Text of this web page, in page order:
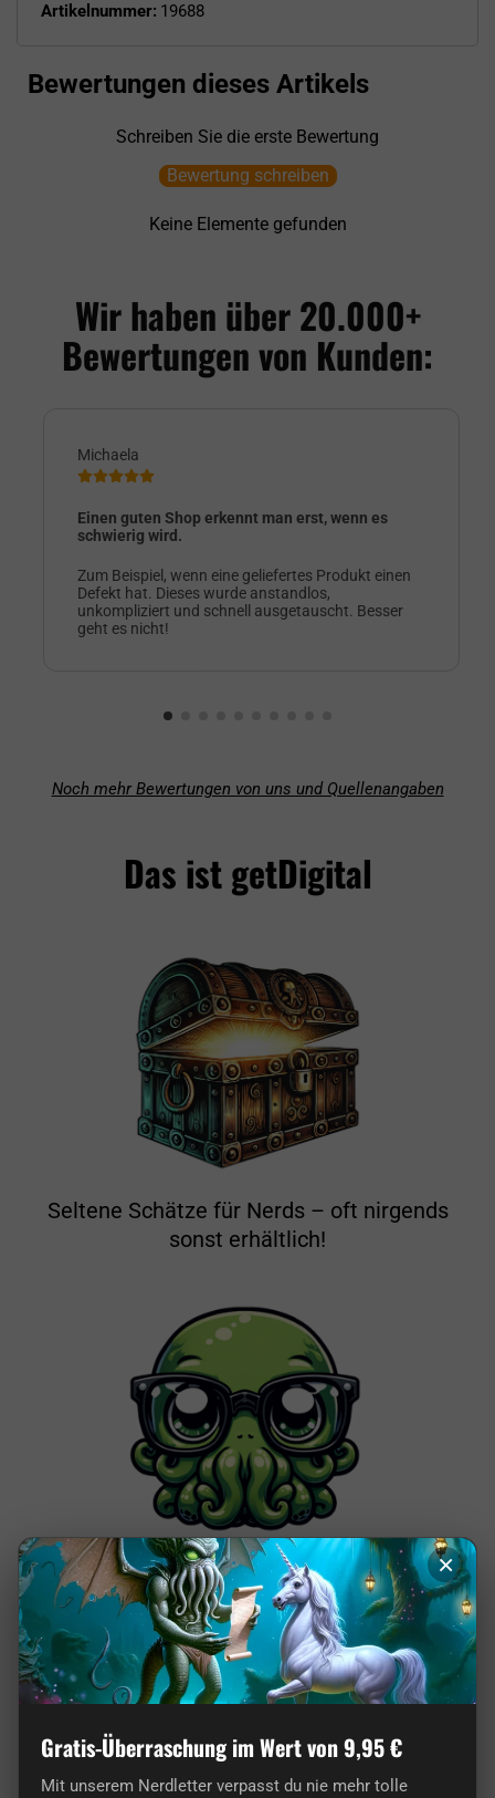
Artikelnummer: 19688
Bewertungen dieses Artikels
Schreiben Sie die erste Bewertung
Bewertung schreiben
Keine Elemente gefunden
Wir haben über 20.000+
Bewertungen von Kunden:
Michaela
Einen guten Shop erkennt man erst, wenn es
schwierig wird.
Zum Beispiel, wenn eine geliefertes Produkt einen
Defekt hat. Dieses wurde anstandlos,
unkompliziert und schnell ausgetauscht. Besser
geht es nicht!
Noch mehr Bewertungen von uns und Quellenangaben
Das ist getDigital
Seltene Schätze für Nerds – oft nirgends
sonst erhältlich!
Von Nerds für Nerds: Unser Shop ist pure
Leidenschaft!
×
Gratis-Überraschung im Wert von 9,95 €
Mit unserem Nerdletter verpasst du nie mehr tolle